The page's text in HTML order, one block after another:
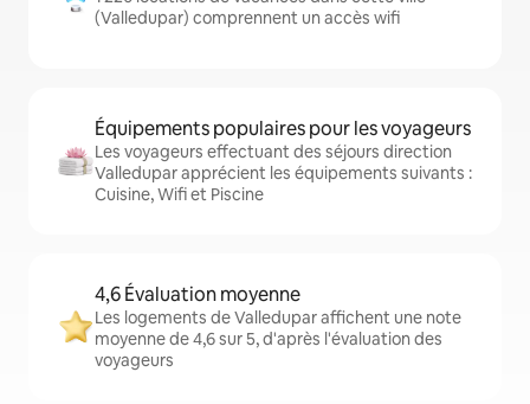
(Valledupar) comprennent un accès wifi
Équipements populaires pour les voyageurs
Les voyageurs effectuant des séjours direction
Valledupar apprécient les équipements suivants :
Cuisine, Wifi et Piscine
4,6 Évaluation moyenne
Les logements de Valledupar affichent une note
moyenne de 4,6 sur 5, d'après l'évaluation des
voyageurs